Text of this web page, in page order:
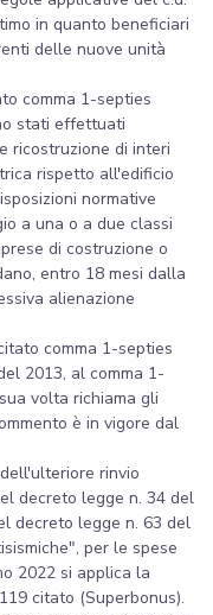
in quanto beneficiari
delle nuove unità
comma 1-septies
stati effettuati
ricostruzione di interi
rispetto all'edificio
normative
a una o a due classi
di costruzione o
entro 18 mesi dalla
alienazione
comma 1-septies
2013, al comma 1-
volta richiama gli
è in vigore dal
rinvio
decreto legge n. 34 del
decreto legge n. 63 del
per le spese
2022 si applica la
citato (Superbonus).